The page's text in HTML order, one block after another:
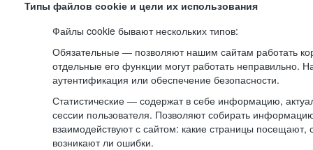
Типы файлов cookie и цели их использования
Файлы cookie бывают нескольких типов:
Обязательные — позволяют нашим сайтам работать
отдельные его функции могут работать неправильно.
аутентификация или обеспечение безопасности.
Статистические — содержат в себе информацию,
сессии пользователя. Позволяют собирать
взаимодействуют с сайтом: какие страницы посещают,
возникают ли ошибки.